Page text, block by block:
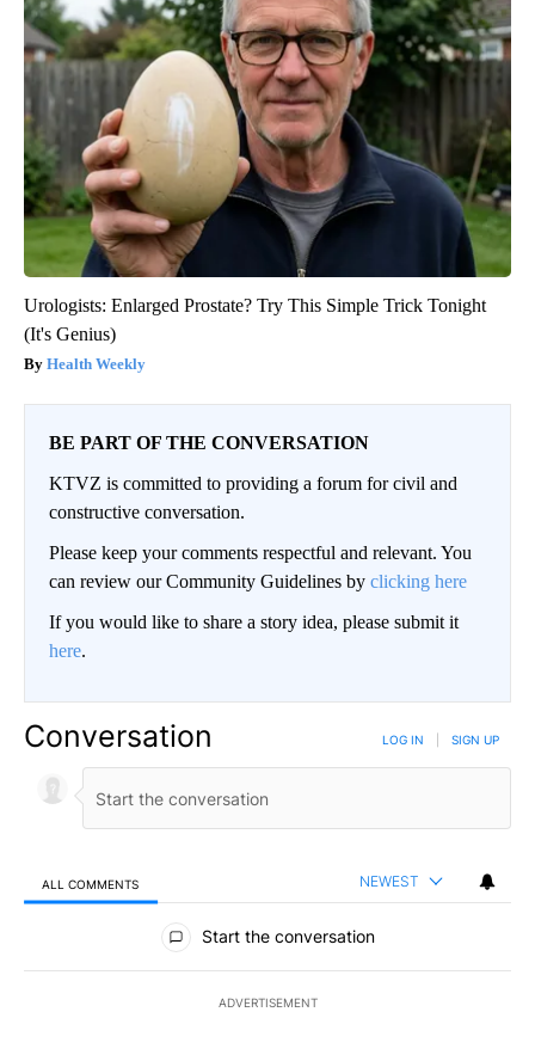
Urologists: Enlarged Prostate? Try This Simple Trick Tonight
(It's Genius)
Health Weekly
BE PART OF THE CONVERSATION
KTVZ is committed to providing a forum for civil and
constructive conversation.
Please keep your comments respectful and relevant. You
can review our Community Guidelines by clicking here
If you would like to share a story idea, please submit it
here.
Conversation LOG IN SIGN UP
ALL COMMENTS NEWEST
All Comments
Start the conversation
ADVERTISEMENT